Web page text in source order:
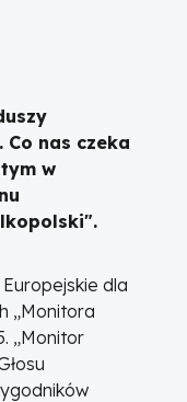
nas czeka
w
dla
„Monitora
„Monitor